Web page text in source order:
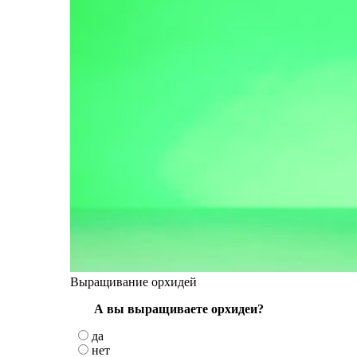
Выращивание орхидей
А вы выращиваете орхидеи?
да
нет